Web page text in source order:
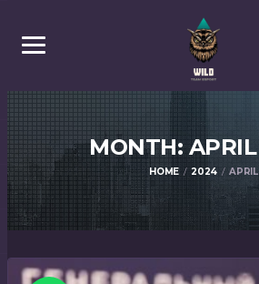
MONTH: APRIL
HOME 2024 APRIL